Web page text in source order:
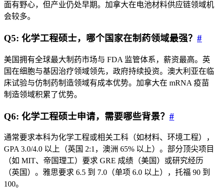
面有野心，但产业仍处早期。加拿大在电池材料供应链领域机
会较多。
Q5: 化学工程硕士，哪个国家在制药领域最强？ #
美国拥有全球最大制药市场与 FDA 监管体系，薪资最高。英
国在细胞与基因治疗领域领先，政府持续投资。澳大利亚在临
床试验与仿制药制造领域有成本优势。加拿大在 mRNA 疫苗
制造领域积累了优势。
Q6: 化学工程硕士申请，需要哪些背景？ #
通常要求本科为化学工程或相关工科（如材料、环境工程），
GPA 3.0/4.0 以上（英国 2:1，澳洲 65% 以上）。部分顶尖项目
（如 MIT、帝国理工）要求 GRE 成绩（美国）或研究经历
（英国）。雅思要求 6.5 到 7.0（单项 6.0 以上），托福 90 到
100。